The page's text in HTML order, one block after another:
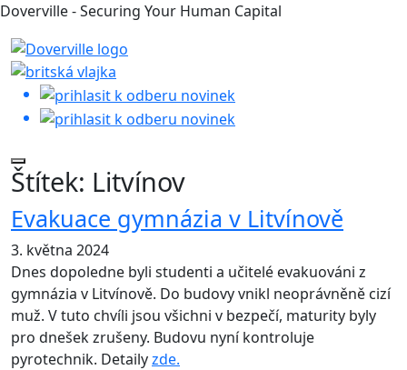
Doverville - Securing Your Human Capital
Štítek: Litvínov
Evakuace gymnázia v Litvínově
3. května 2024
Dnes dopoledne byli studenti a učitelé evakuováni z
gymnázia v Litvínově. Do budovy vnikl neoprávněně cizí
muž. V tuto chvíli jsou všichni v bezpečí, maturity byly
pro dnešek zrušeny. Budovu nyní kontroluje
pyrotechnik. Detailyzde.